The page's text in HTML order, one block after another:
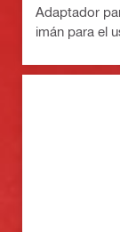
Adaptador
imán para el